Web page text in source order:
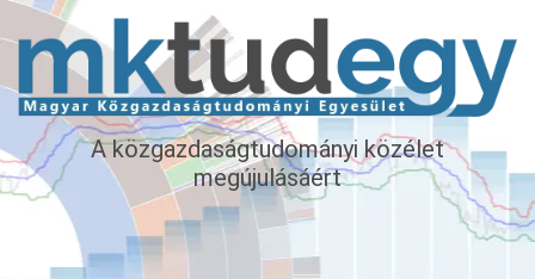
A közgazdaságtudományi közélet
megújulásáért